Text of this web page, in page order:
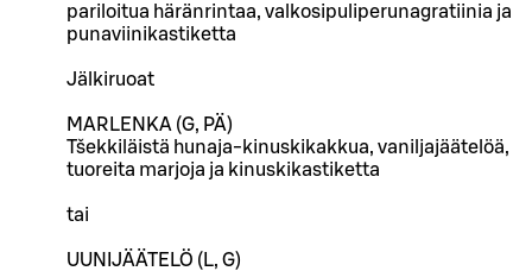
pariloitua häränrintaa, valkosipuliperunagratiinia ja
punaviinikastiketta
Jälkiruoat
MARLENKA (G, PÄ)
Tšekkiläistä hunaja-kinuskikakkua, vaniljajäätelöä,
tuoreita marjoja ja kinuskikastiketta
tai
UUNIJÄÄTELÖ (L, G)